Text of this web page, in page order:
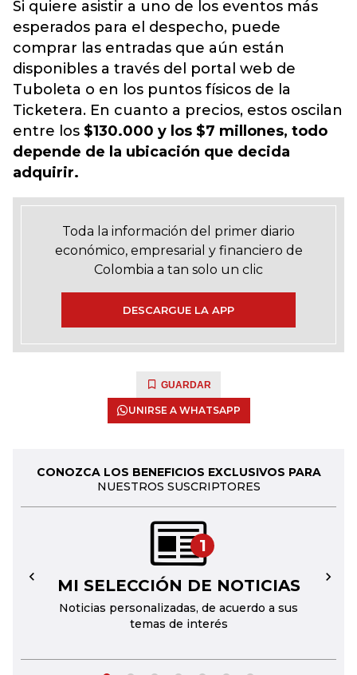
Si quiere asistir a uno de los eventos más
esperados para el despecho, puede
comprar las entradas que aún están
disponibles a través del portal web de
Tuboleta o en los puntos físicos de la
Ticketera. En cuanto a precios, estos oscilan
entre los $130.000 y los $7 millones, todo
depende de la ubicación que decida
adquirir.
Toda la información del primer diario
económico, empresarial y financiero de
Colombia a tan solo un clic
DESCARGUE LA APP
GUARDAR
UNIRSE A WHATSAPP
CONOZCA LOS BENEFICIOS EXCLUSIVOS PARA
NUESTROS SUSCRIPTORES
1
MI SELECCIÓN DE NOTICIAS
Noticias personalizadas, de acuerdo a sus
temas de interés
← →